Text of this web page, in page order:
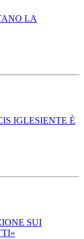
LA
IGLESIENTE È
SUI